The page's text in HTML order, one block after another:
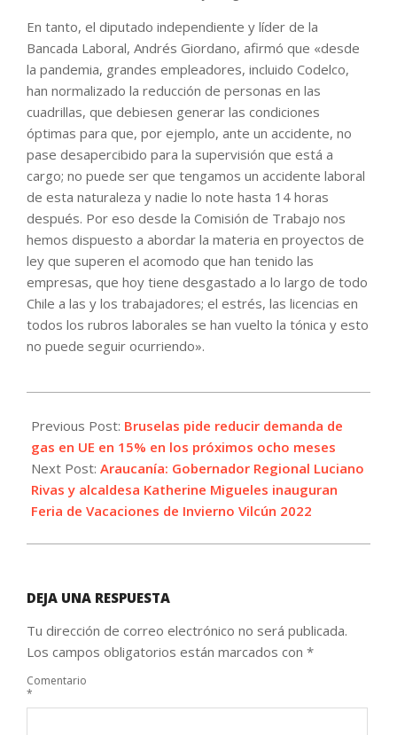
En tanto, el diputado independiente y líder de la
Bancada Laboral, Andrés Giordano, afirmó que «desde
la pandemia, grandes empleadores, incluido Codelco,
han normalizado la reducción de personas en las
cuadrillas, que debiesen generar las condiciones
óptimas para que, por ejemplo, ante un accidente, no
pase desapercibido para la supervisión que está a
cargo; no puede ser que tengamos un accidente laboral
de esta naturaleza y nadie lo note hasta 14 horas
después. Por eso desde la Comisión de Trabajo nos
hemos dispuesto a abordar la materia en proyectos de
ley que superen el acomodo que han tenido las
empresas, que hoy tiene desgastado a lo largo de todo
Chile a las y los trabajadores; el estrés, las licencias en
todos los rubros laborales se han vuelto la tónica y esto
no puede seguir ocurriendo».
07-
20
Previous Post: Bruselas pide reducir demanda de
gas en UE en 15% en los próximos ocho meses
Next Post: Araucanía: Gobernador Regional Luciano
Rivas y alcaldesa Katherine Migueles inauguran
Feria de Vacaciones de Invierno Vilcún 2022
DEJA UNA RESPUESTA
Tu dirección de correo electrónico no será publicada.
Los campos obligatorios están marcados con *
Comentario
*